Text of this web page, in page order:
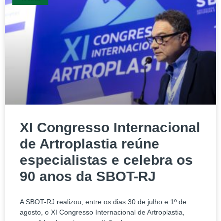
XI Congresso Internacional
de Artroplastia reúne
especialistas e celebra os
90 anos da SBOT-RJ
A SBOT-RJ realizou, entre os dias 30 de julho e 1º de
agosto, o XI Congresso Internacional de Artroplastia,